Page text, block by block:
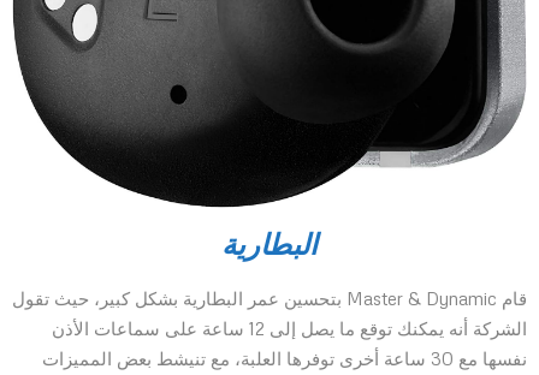
البطارية
قام Master & Dynamic بتحسين عمر البطارية بشكل كبير، حيث تقول
الشركة أنه يمكنك توقع ما يصل إلى 12 ساعة على سماعات الأذن
نفسها مع 30 ساعة أخرى توفرها العلبة، مع تنيشط بعض المميزات